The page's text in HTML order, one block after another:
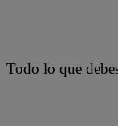
Todo lo que